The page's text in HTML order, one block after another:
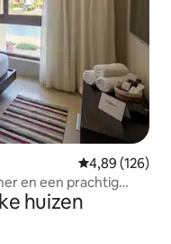
Gemiddelde
4,89 (126)
en een prachtig
huizen